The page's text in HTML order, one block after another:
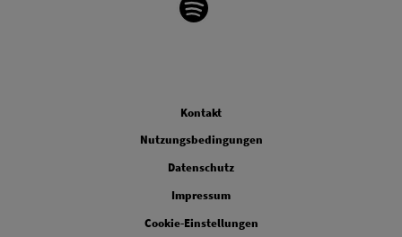
Kontakt
Nutzungsbedingungen
Datenschutz
Impressum
Cookie-Einstellungen